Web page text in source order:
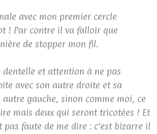
avec mon premier cercle
! Par contre il va falloir que
de stopper mon fil.
et attention à ne pas
avec son autre droite et sa
autre gauche, sinon comme moi, ce
mais deux qui seront tricotées ! Et
pas faute de me dire : c’est bizarre il